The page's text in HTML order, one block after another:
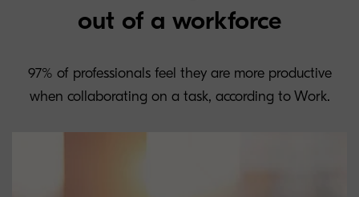
out of a workforce
97% of professionals feel they are more productive
when collaborating on a task, according to Work.